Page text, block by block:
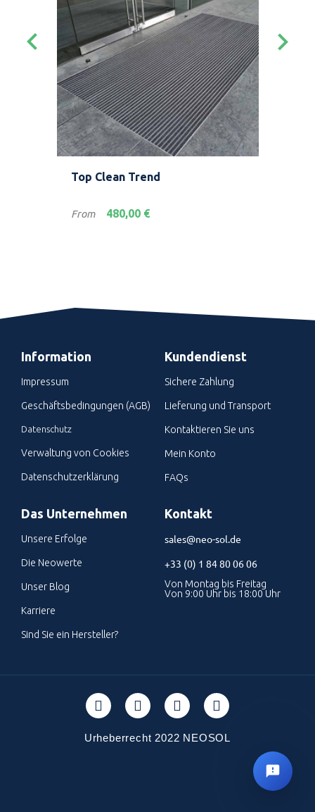
keyboard_arrow_left
Top Clean Trend
Preis
From 480,00 €
keyboard_arrow_right
Information
Impressum
Geschäftsbedingungen (AGB)
Datenschutz
Verwaltung von Cookies
Datenschutzerklärung
Kundendienst
Sichere Zahlung
Lieferung und Transport
Kontaktieren Sie uns
Mein Konto
FAQs
Das Unternehmen
Unsere Erfolge
Die Neowerte
Unser Blog
Karriere
Sind Sie ein Hersteller?
Kontakt
sales@neo-sol.de
+33 (0) 1 84 80 06 06
Von Montag bis Freitag
Von 9:00 Uhr bis 18:00 Uhr
Urheberrecht 2022 NEOSOL